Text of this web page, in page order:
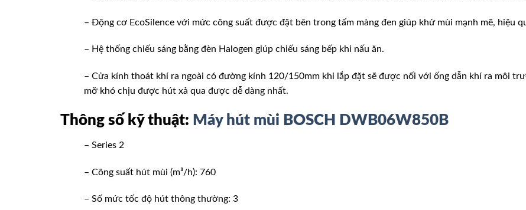
– Động cơ EcoSilence với mức công suất được đặt bên trong tấm màng đen giúp khử mùi mạnh mẽ, hiệu
– Hệ thống chiếu sáng bằng đèn Halogen giúp chiếu sáng bếp khi nấu ăn.
– Cửa kính thoát khí ra ngoài có đường kính 120/150mm khi lắp đặt sẽ được nối với ống dẫn khí ra môi
mỡ khó chịu được hút xả qua được dễ dàng nhất.
Thông số kỹ thuật: Máy hút mùi BOSCH DWB06W850B
– Series 2
– Công suất hút mùi (m³/h): 760
– Số mức tốc độ hút thông thường: 3